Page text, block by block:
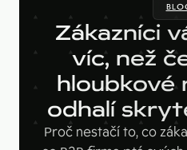
Vstupní
Tvorba webu a
B2B
AI Copy &
Pro
B2B
Velké
Naše
O
Zákazníci
víc, než
hloubkové
odhalí
Proč nestačí to, co